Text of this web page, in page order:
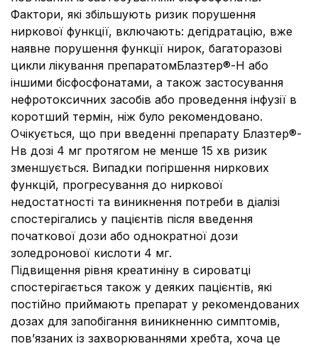
Фактори, які збільшують ризик порушення
ниркової функції, включають: дегідратацію, вже
наявне порушення функції нирок, багаторазові
цикли лікування препаратомБлазтер®-Н або
іншими бісфосфонатами, а також застосування
нефротоксичних засобів або проведення інфузії в
коротший термін, ніж було рекомендовано.
Очікується, що при введенні препарату Блазтер®-
Нв дозі 4 мг протягом не менше 15 хв ризик
зменшується. Випадки погіршення ниркових
функцій, прогресування до ниркової
недостатності та виникнення потреби в діалізі
спостерігались у пацієнтів після введення
початкової дози або однократної дози
золедронової кислоти 4 мг.
Підвищення рівня креатиніну в сироватці
спостерігається також у деяких пацієнтів, які
постійно приймають препарат у рекомендованих
дозах для запобігання виникненню симптомів,
пов’язаних із захворюваннями хребта, хоча це